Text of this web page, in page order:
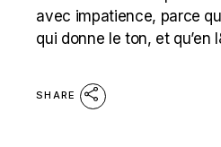
avec impatience, parce
qui donne le ton, et qu’en
SHARE